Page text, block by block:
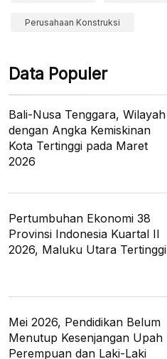
Perusahaan Konstruksi
Data Populer
Bali-Nusa Tenggara, Wilayah
dengan Angka Kemiskinan
Kota Tertinggi pada Maret
2026
Pertumbuhan Ekonomi 38
Provinsi Indonesia Kuartal II
2026, Maluku Utara Tertinggi
Mei 2026, Pendidikan Belum
Menutup Kesenjangan Upah
Perempuan dan Laki-Laki